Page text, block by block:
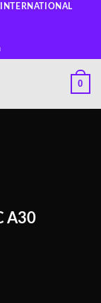
0
A30